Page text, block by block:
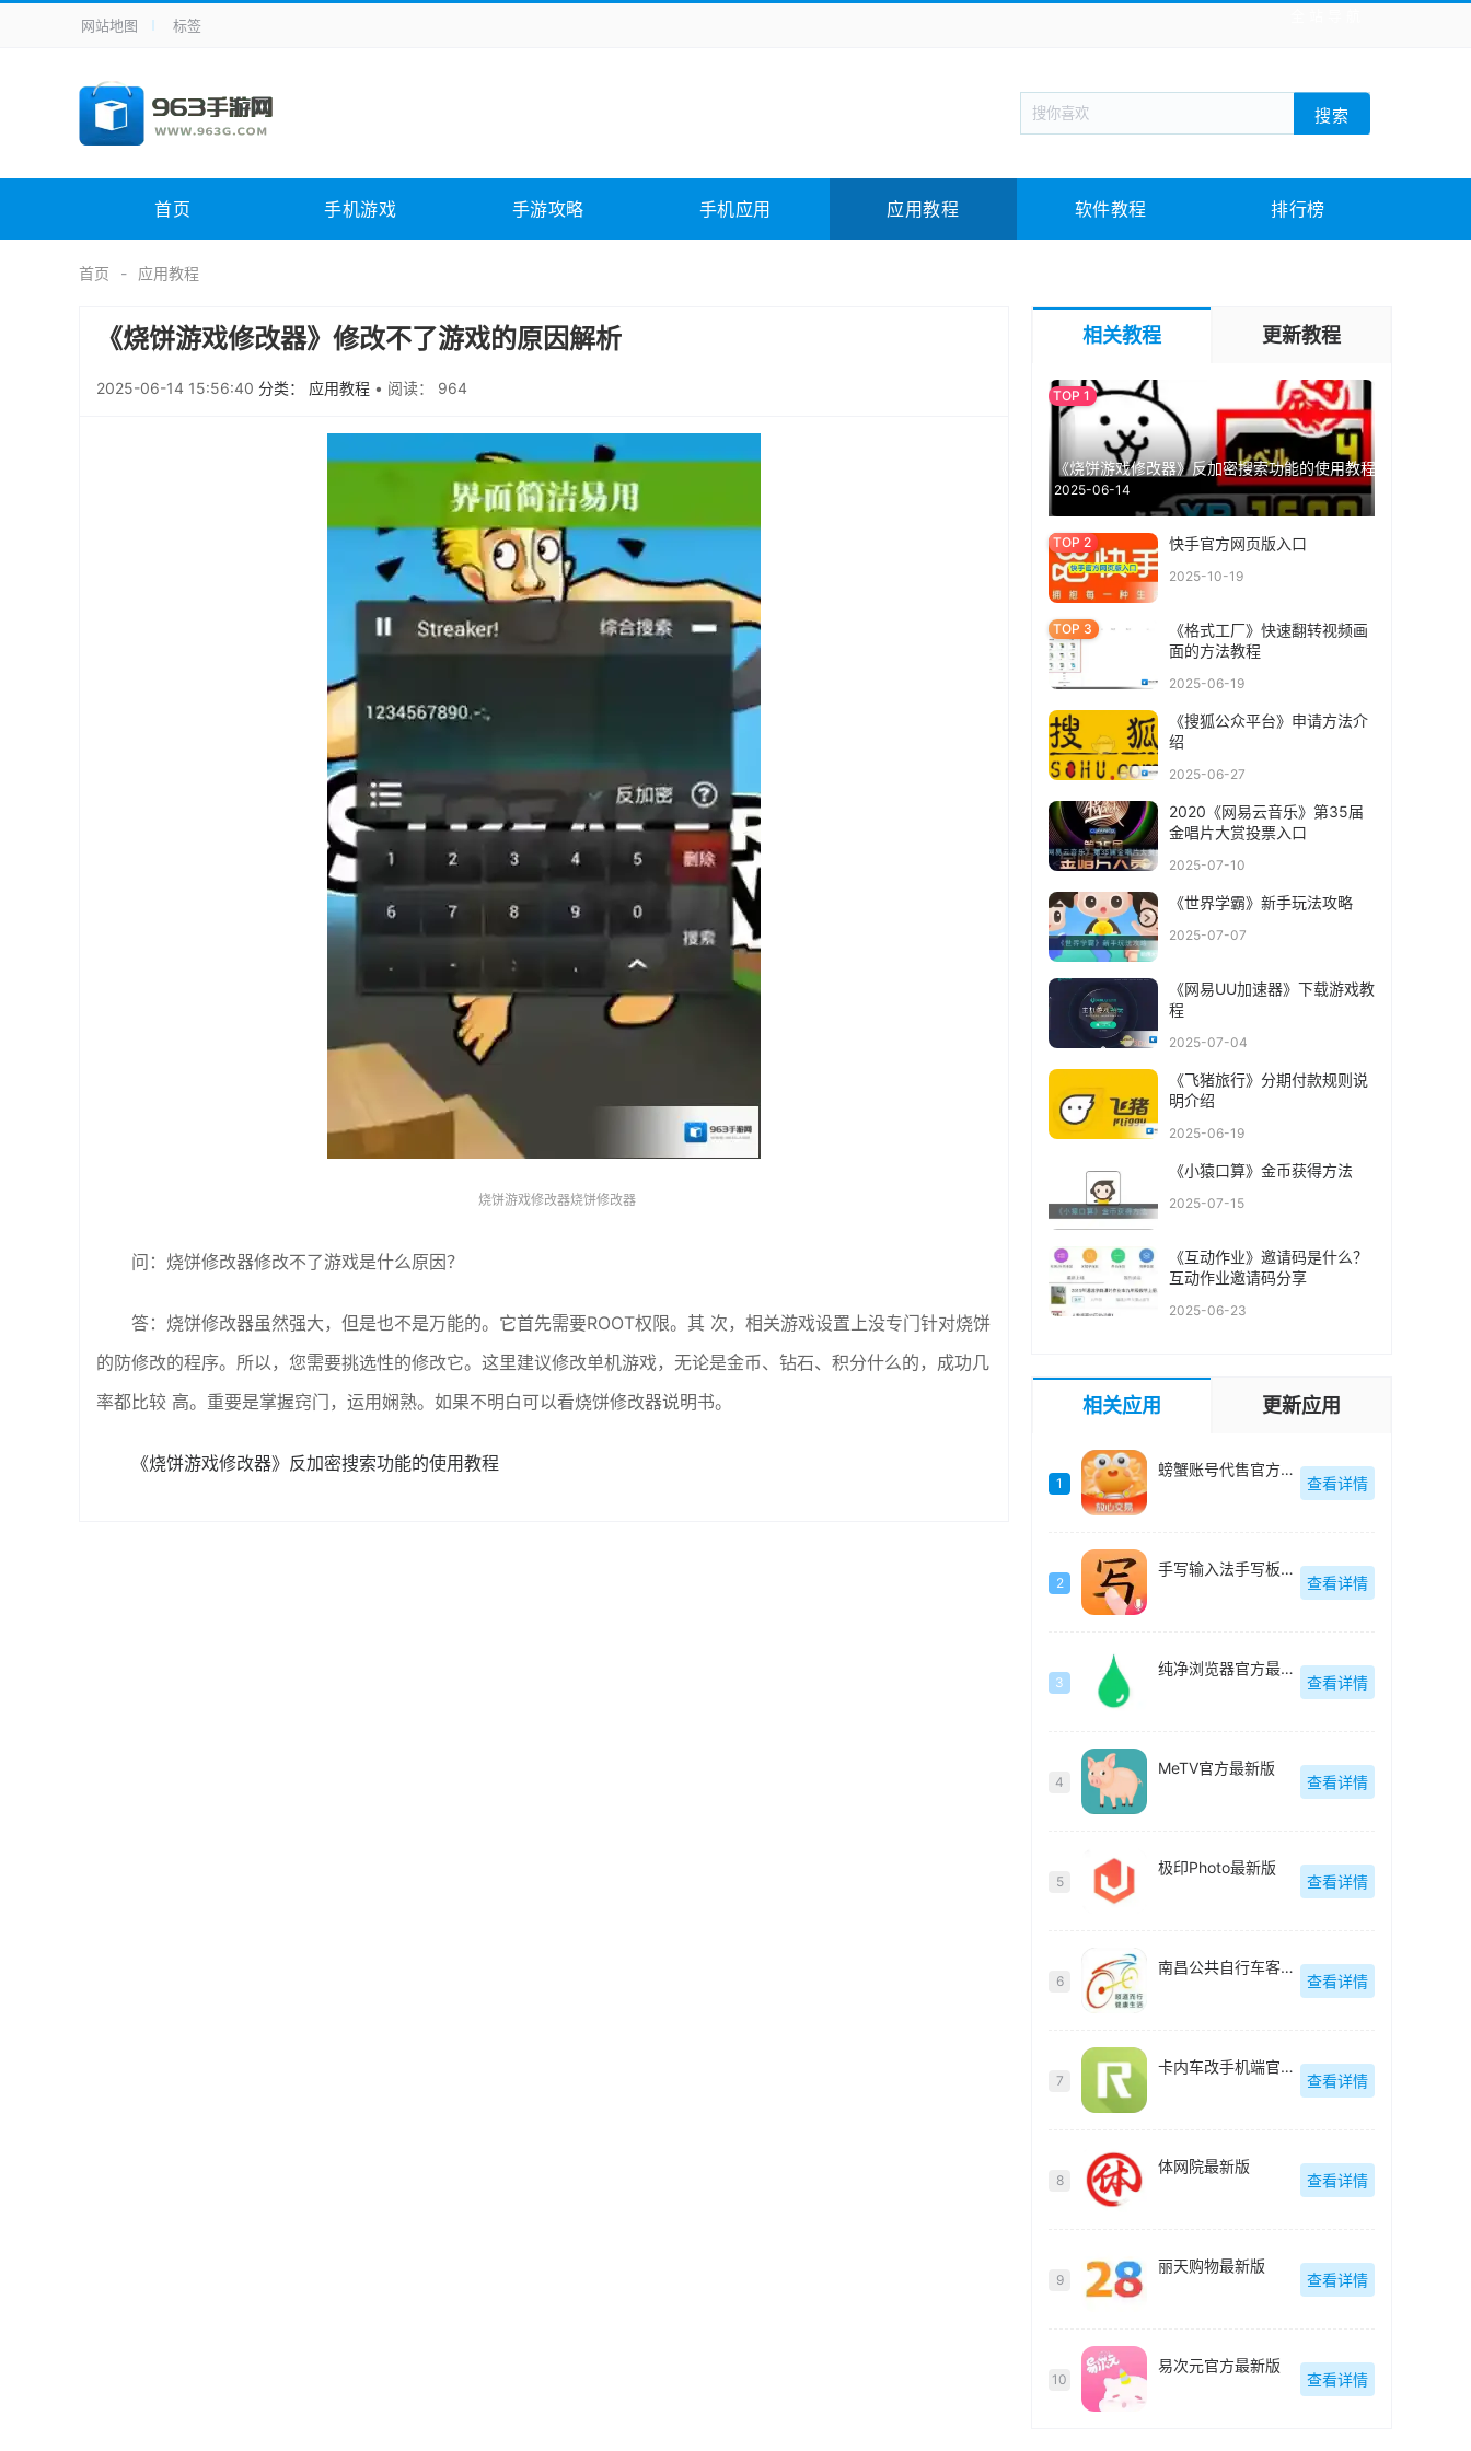
手机应用 新闻阅读 旅游出行 生活实用
手机游戏 体育竞技 战棋游戏 枪战射击 模拟经营
电脑软件 其它类别 图形软件 安全相关 应用软件 影音软件 插件下载 教育教学 游戏娱乐 系统软件 素材下载
未分类 综合其它
网站地图 标签
搜索
首页 手机游戏 手游攻略 手机应用 应用教程 软件教程 排行榜
首页 应用教程
《烧饼游戏修改器》修改不了游戏的原因解析
2025-06-14 15:56:40 分类： 应用教程 • 阅读： 964
烧饼游戏修改器烧饼修改器
问：烧饼修改器修改不了游戏是什么原因？
答：烧饼修改器虽然强大，但是也不是万能的。它首先需要ROOT权限。其 次，相关游戏设置上没专门针对烧饼
的防修改的程序。所以，您需要挑选性的修改它。这里建议修改单机游戏，无论是金币、钻石、积分什么的，成功几
率都比较 高。重要是掌握窍门，运用娴熟。如果不明白可以看烧饼修改器说明书。
《烧饼游戏修改器》反加密搜索功能的使用教程
相关教程 更新教程
《烧饼游戏修改器》反加密搜索功能的使用教程
2025-06-14
快手官方网页版入口
2025-10-19
《格式工厂》快速翻转视频画
面的方法教程
2025-06-19
《搜狐公众平台》申请方法介
绍
2025-06-27
2020《网易云音乐》第35届
金唱片大赏投票入口
2025-07-10
《世界学霸》新手玩法攻略
2025-07-07
《网易UU加速器》下载游戏教
程
2025-07-04
《飞猪旅行》分期付款规则说
明介绍
2025-06-19
《小猿口算》金币获得方法
2025-07-15
《互动作业》邀请码是什么？
互动作业邀请码分享
2025-06-23
相关应用 更新应用
1
螃蟹账号代售官方最新版
查看详情
2
手写输入法手写板最新版
查看详情
3
纯净浏览器官方最新版
查看详情
4
MeTV官方最新版
查看详情
5
极印Photo最新版
查看详情
6
南昌公共自行车客户端(洪城乐骑行)最新版
查看详情
7
卡内车改手机端官方最新版
查看详情
8
体网院最新版
查看详情
9
丽天购物最新版
查看详情
10
易次元官方最新版
查看详情